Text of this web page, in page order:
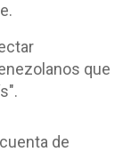
que
de